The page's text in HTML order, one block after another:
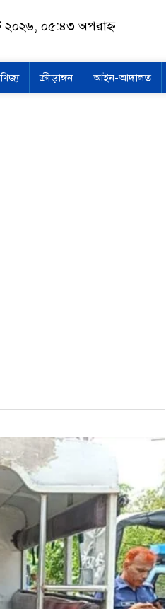
২০২৬, ০৫:৪৩ অপরাহ্ন
ক্রীড়াঙ্গন আইন-আদালত